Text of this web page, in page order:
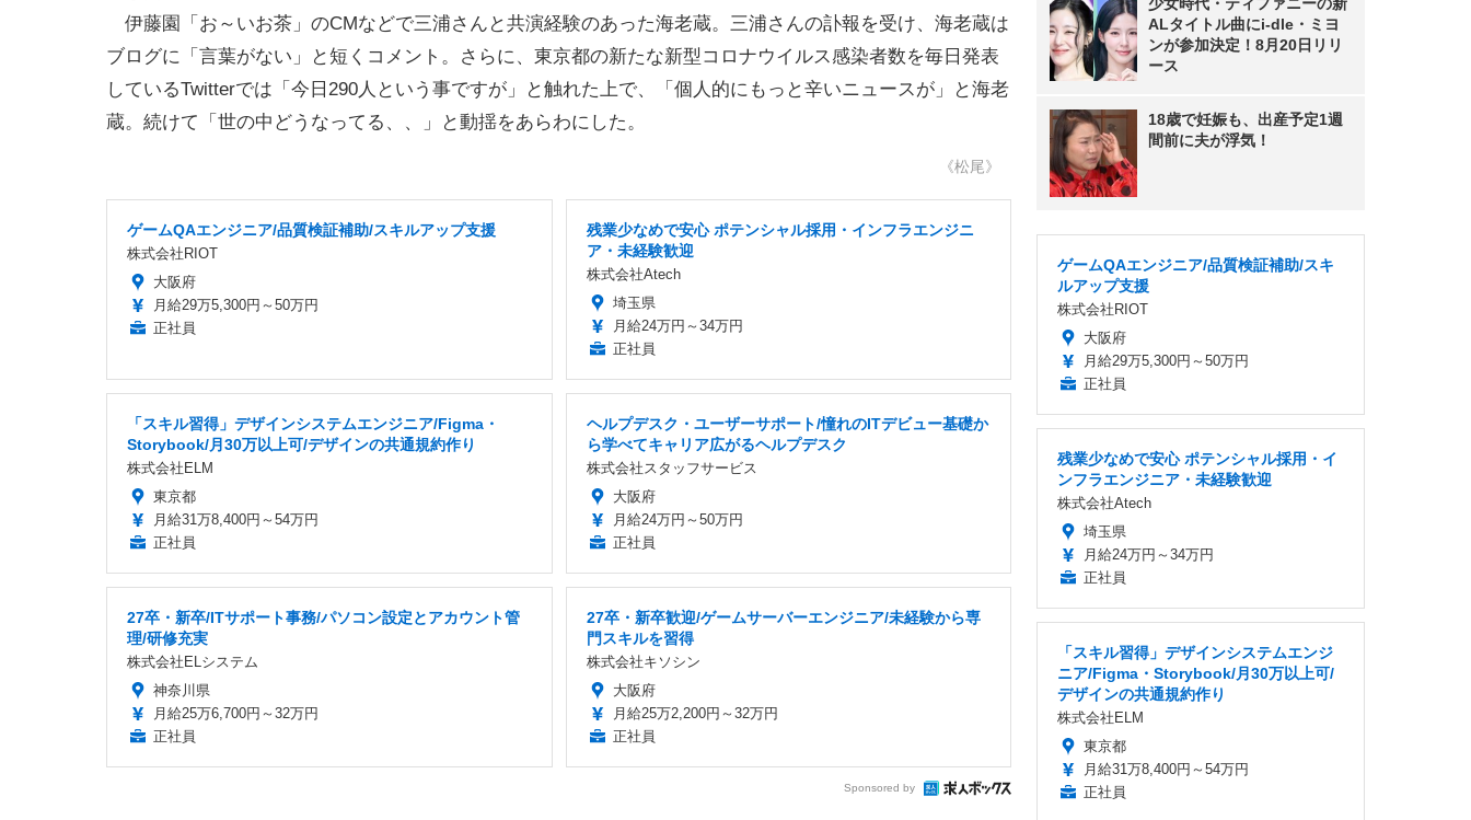
伊藤園「お～いお茶」のCMなどで三浦さんと共演経験のあった海老蔵。三浦さんの訃報を受け、海老蔵は
ブログに「言葉がない」と短くコメント。さらに、東京都の新たな新型コロナウイルス感染者数を毎日発表
しているTwitterでは「今日290人という事ですが」と触れた上で、「個人的にもっと辛いニュースが」と海老
蔵。続けて「世の中どうなってる、、」と動揺をあらわにした。
《松尾》
ゲームQAエンジニア/品質検証補助/スキルアップ支援
株式会社RIOT
大阪府
月給29万5,300円～50万円
正社員
残業少なめで安心 ポテンシャル採用・インフラエンジニ
ア・未経験歓迎
株式会社Atech
埼玉県
月給24万円～34万円
正社員
「スキル習得」デザインシステムエンジニア/Figma・
Storybook/月30万以上可/デザインの共通規約作り
株式会社ELM
東京都
月給31万8,400円～54万円
正社員
ヘルプデスク・ユーザーサポート/憧れのITデビュー基礎か
ら学べてキャリア広がるヘルプデスク
株式会社スタッフサービス
大阪府
月給24万円～50万円
正社員
27卒・新卒/ITサポート事務/パソコン設定とアカウント管
理/研修充実
株式会社ELシステム
神奈川県
月給25万6,700円～32万円
正社員
27卒・新卒歓迎/ゲームサーバーエンジニア/未経験から専
門スキルを習得
株式会社キソシン
大阪府
月給25万2,200円～32万円
正社員
Sponsored by
ALタイトル曲にi-dle・ミヨ
ンが参加決定！8月20日リリ
ース
18歳で妊娠も、出産予定1週
間前に夫が浮気！
ゲームQAエンジニア/品質検証補助/スキ
ルアップ支援
株式会社RIOT
大阪府
月給29万5,300円～50万円
正社員
残業少なめで安心 ポテンシャル採用・イ
ンフラエンジニア・未経験歓迎
株式会社Atech
埼玉県
月給24万円～34万円
正社員
「スキル習得」デザインシステムエンジ
ニア/Figma・Storybook/月30万以上可/
デザインの共通規約作り
株式会社ELM
東京都
月給31万8,400円～54万円
正社員